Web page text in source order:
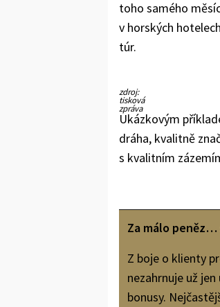
toho samého
v horských
túr.
zdroj:
tisková
zpráva
Ukázkovým
dráha, kvalitně
s kvalitním
Za málo peněz…
Z boje o klienty
nezahrnuje už
bonusy.